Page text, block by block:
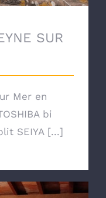
SUR
Mer en
bi
SEIYA [...]